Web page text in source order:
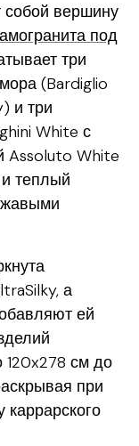
собой вершину
под
три
(Bardiglio
и три
White с
Assoluto White
теплый
а
ей
120x278 см до
при